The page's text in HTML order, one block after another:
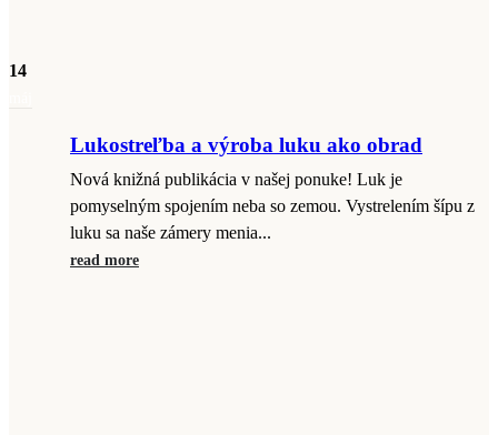
14
Lukostreľba a výroba luku ako obrad
Nová knižná publikácia v našej ponuke! Luk je
pomyselným spojením neba so zemou. Vystrelením šípu z
luku sa naše zámery menia...
read more